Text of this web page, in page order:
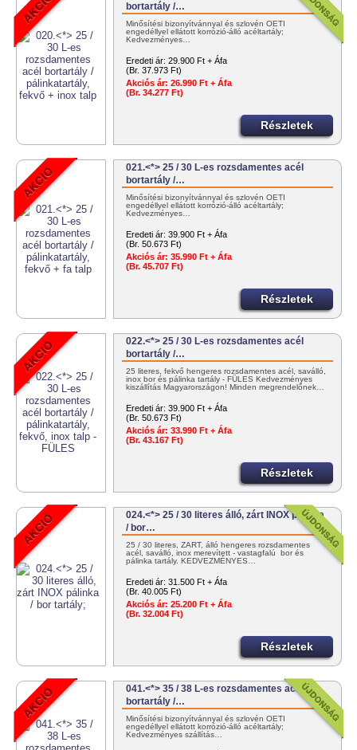
bortartály /…
Minősítési bizonyítvánnyal és szlovén OÉTI
engedéllyel ellátott korrózió-álló acéltartály;
Kedvezményes…
Eredeti ár: 29.900 Ft + Áfa
(Br. 37.973 Ft)
Akciós ár: 26.990 Ft + Áfa
(Br. 34.277 Ft)
Részletek
021.<*> 25 / 30 L-es rozsdamentes acél
bortartály /…
Minősítési bizonyítvánnyal és szlovén OÉTI
engedéllyel ellátott korrózió-álló acéltartály;
Kedvezményes…
Eredeti ár: 39.900 Ft + Áfa
(Br. 50.673 Ft)
Akciós ár: 35.990 Ft + Áfa
(Br. 45.707 Ft)
Részletek
022.<*> 25 / 30 L-es rozsdamentes acél
bortartály /…
25 literes, fekvő hengeres rozsdamentes acél, saválló,
inox bor és pálinka tartály - FÜLES Kedvezményes
kiszállítás Magyarországon! Minden megrendelőnek…
Eredeti ár: 39.900 Ft + Áfa
(Br. 50.673 Ft)
Akciós ár: 33.990 Ft + Áfa
(Br. 43.167 Ft)
Részletek
024.<*> 25 / 30 literes álló, zárt INOX pálinka
/ bor…
25 / 30 literes, ZÁRT, álló hengeres rozsdamentes
acél, saválló, inox merevített - vastagfalú bor és
pálinka tartály. KEDVEZMÉNYES…
Eredeti ár: 31.500 Ft + Áfa
(Br. 40.005 Ft)
Akciós ár: 25.200 Ft + Áfa
(Br. 32.004 Ft)
Részletek
041.<*> 35 / 38 L-es rozsdamentes acél
bortartály /…
Minősítési bizonyítvánnyal és szlovén OÉTI
engedéllyel ellátott korrózió-álló acéltartály;
Kedvezményes szállítás…